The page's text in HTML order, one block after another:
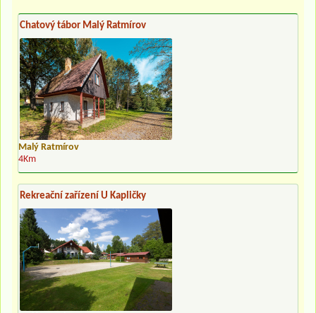
Chatový tábor Malý Ratmírov
Malý Ratmírov
4Km
Rekreační zařízení U Kapličky